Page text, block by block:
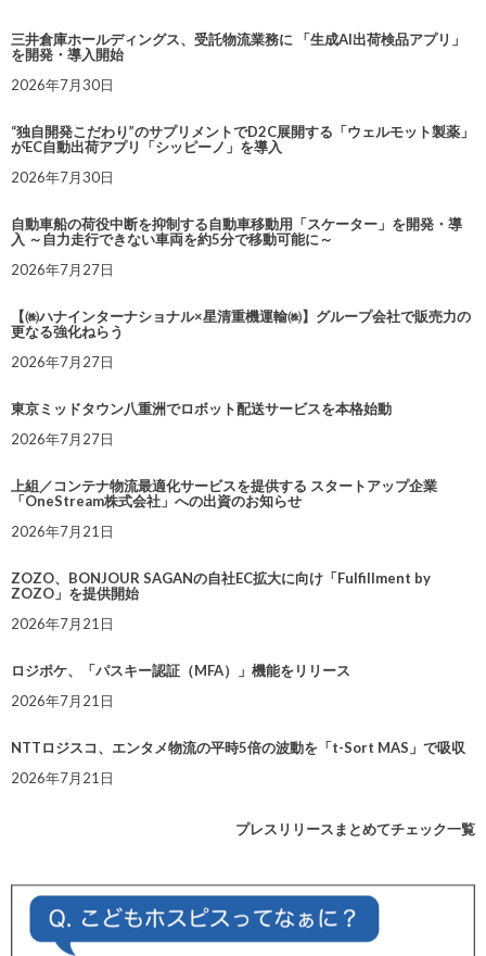
三井倉庫ホールディングス、受託物流業務に 「生成AI出荷検品アプリ」
を開発・導入開始
2026年7月30日
“独自開発こだわり”のサプリメントでD2C展開する「ウェルモット製薬」
がEC自動出荷アプリ「シッピーノ」を導入
2026年7月30日
自動車船の荷役中断を抑制する自動車移動用「スケーター」を開発・導
入 ～自力走行できない車両を約5分で移動可能に～
2026年7月27日
【㈱ハナインターナショナル×星清重機運輸㈱】グループ会社で販売力の
更なる強化ねらう
2026年7月27日
東京ミッドタウン八重洲でロボット配送サービスを本格始動
2026年7月27日
上組／コンテナ物流最適化サービスを提供する スタートアップ企業
「OneStream株式会社」への出資のお知らせ
2026年7月21日
ZOZO、BONJOUR SAGANの自社EC拡大に向け「Fulfillment by
ZOZO」を提供開始
2026年7月21日
ロジポケ、「パスキー認証（MFA）」機能をリリース
2026年7月21日
NTTロジスコ、エンタメ物流の平時5倍の波動を「t-Sort MAS」で吸収
2026年7月21日
プレスリリースまとめてチェック一覧